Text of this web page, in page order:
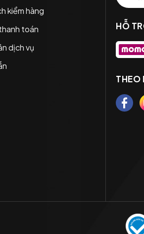
kiểm hàng
toán
dịch vụ
HỖ
THEO